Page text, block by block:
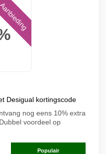
Desigual kortingscode
nog eens 10% extra
voordeel op
Populair